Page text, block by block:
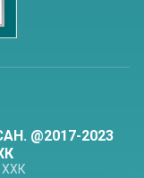
@2017-2023